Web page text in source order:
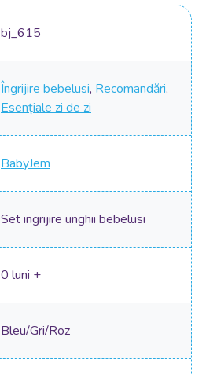
bj_615
Îngrijire bebelusi, Recomandări,
Esențiale zi de zi
BabyJem
Set ingrijire unghii bebelusi
0 luni +
Bleu/Gri/Roz